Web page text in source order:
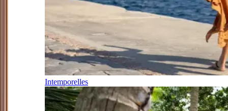
Intemporelles